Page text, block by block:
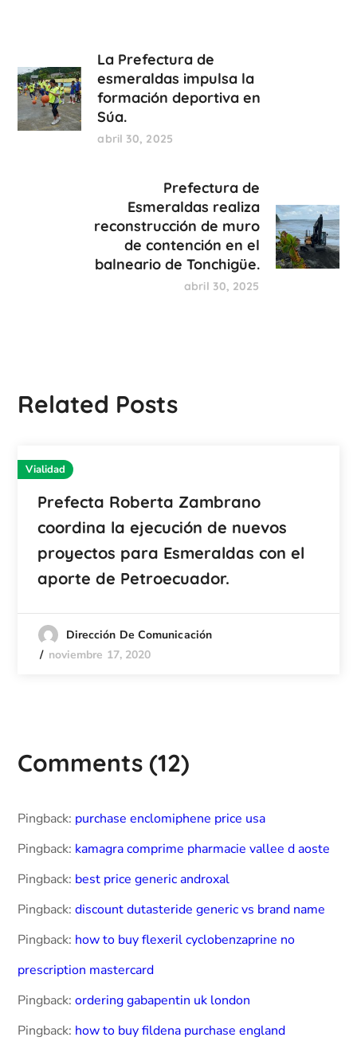
La Prefectura de
esmeraldas impulsa la
formación deportiva en
Súa.
abril 30, 2025
Prefectura de
Esmeraldas realiza
reconstrucción de muro
de contención en el
balneario de Tonchigüe.
abril 30, 2025
Related Posts
Vialidad
Prefecta Roberta Zambrano
coordina la ejecución de nuevos
proyectos para Esmeraldas con el
aporte de Petroecuador.
Dirección De Comunicación
noviembre 17, 2020
Comments (12)
Pingback: purchase enclomiphene price usa
Pingback: kamagra comprime pharmacie vallee d aoste
Pingback: best price generic androxal
Pingback:discount dutasteride generic vs brand name
Pingback: how to buy flexeril cyclobenzaprine no
prescription mastercard
Pingback:ordering gabapentin uk london
Pingback: how to buy fildena purchase england